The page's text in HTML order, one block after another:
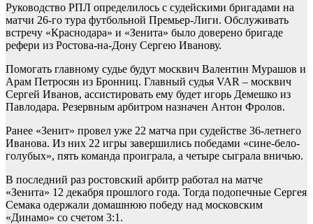
Руководство РПЛ определилось с судейскими бригадами на
матчи 26-го тура футбольной Премьер-Лиги. Обслуживать
встречу «Краснодара» и «Зенита» было доверено бригаде
рефери из Ростова-на-Дону Сергею Иванову.
Помогать главному судье будут москвич Валентин Мурашов и
Арам Петросян из Бронниц. Главный судья VAR – москвич
Сергей Иванов, ассистировать ему будет игорь Демешко из
Павлодара. Резервным арбитром назначен Антон Фролов.
Ранее «Зенит» провел уже 22 матча при судействе 36-летнего
Иванова. Из них 22 игры завершились победами «сине-бело-
голубых», пять команда проиграла, а четыре сыграла вничью.
В последний раз ростовский арбитр работал на матче
«Зенита» 12 декабря прошлого года. Тогда подопечные Сергея
Семака одержали домашнюю победу над московским
«Динамо» со счетом 3:1.